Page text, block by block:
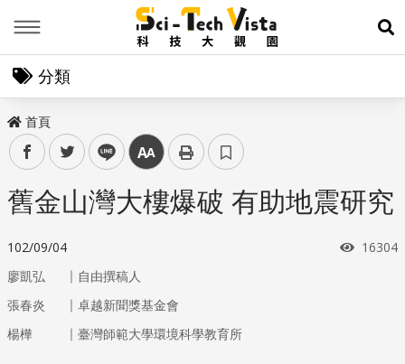
展
分類
首頁
facebooktwitter line 中
舊金山灣大樓爆破 有助地震研究
102/09/04 瀏覽次
16304
廖凱弘 ｜ 自由撰稿人
張春炎
｜ 卓越新聞獎基金會
楊樺
｜ 臺灣師範大學環境科學教育所